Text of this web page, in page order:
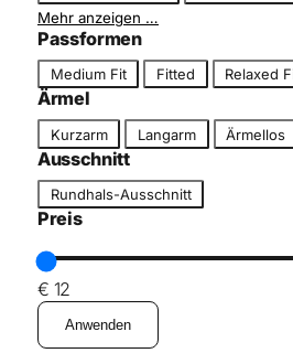
Mehr anzeigen …
Passformen
a
s
s
f
r
Medium Fit Fitted Relaxed
Ärmel
r
m
e
l
Kurzarm Langarm Ärmellos
Ausschnitt
u
s
c
h
n
Rundhals-Ausschnitt
Preis
€ 12
Anwenden